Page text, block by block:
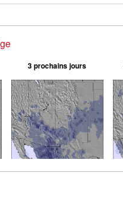
3 prochains jours